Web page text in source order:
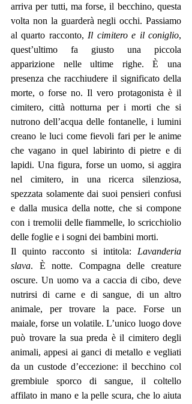
arriva per tutti, ma forse, il becchino, questa
volta non la guarderà negli occhi. Passiamo
al quarto racconto, Il cimitero e il coniglio,
quest’ultimo fa giusto una piccola
apparizione nelle ultime righe. È una
presenza che racchiudere il significato della
morte, o forse no. Il vero protagonista è il
cimitero, città notturna per i morti che si
nutrono dell’acqua delle fontanelle, i lumini
creano le luci come fievoli fari per le anime
che vagano in quel labirinto di pietre e di
lapidi. Una figura, forse un uomo, si aggira
nel cimitero, in una ricerca silenziosa,
spezzata solamente dai suoi pensieri confusi
e dalla musica della notte, che si compone
con i tremolii delle fiammelle, lo scricchiolio
delle foglie e i sogni dei bambini morti.
Il quinto racconto si intitola: Lavanderia
slava. È notte. Compagna delle creature
oscure. Un uomo va a caccia di cibo, deve
nutrirsi di carne e di sangue, di un altro
animale, per trovare la pace. Forse un
maiale, forse un volatile. L’unico luogo dove
può trovare la sua preda è il cimitero degli
animali, appesi ai ganci di metallo e vegliati
da un custode d’eccezione: il becchino col
grembiule sporco di sangue, il coltello
affilato in mano e la pelle scura, che lo aiuta